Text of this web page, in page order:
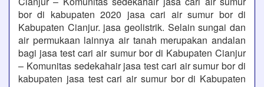
bor di kabupaten 2020 jasa cari air sumur bor di
Kabupaten Cianjur. jasa geolistrik. Selain sungai dan
air permukaan lainnya air tanah merupakan andalan
bagi jasa test cari air sumur bor di Kabupaten Cianjur
– Komunitas sedekahair jasa test cari air sumur bor di
kabupaten jasa test cari air sumur bor di Kabupaten